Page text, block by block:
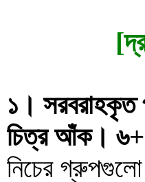
১। সরবরাহকৃত
চিত্র আঁক।
নিচের গ্রুপগুলো